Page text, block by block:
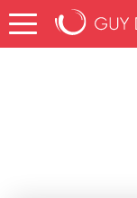
Accueil Recettes